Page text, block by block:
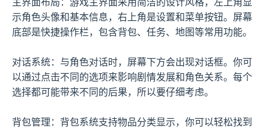
示角色头像和基本信息，右上角是设置和菜单按钮。屏幕
底部是快捷操作栏，包含背包、任务、地图等常用功能。
对话系统：与角色对话时，屏幕下方会出现对话框。你可
以通过点击不同的选项来影响剧情发展和角色关系。每个
选择都可能带来不同的后果，所以要仔细考虑。
背包管理：背包系统支持物品分类显示，你可以轻松找到